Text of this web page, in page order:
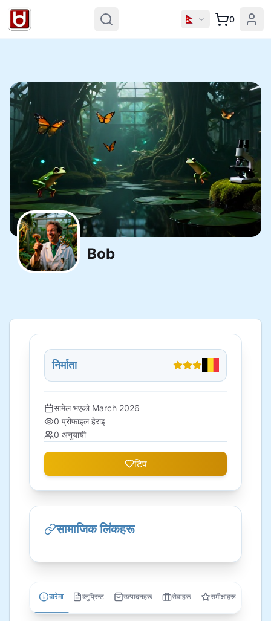
0
Bob
निर्माता
सामेल भएको March 2026
0 प्रोफाइल हेराइ
0 अनुयायी
टिप
सामाजिक लिंकहरू
बारेमा ब्लुप्रिन्ट उत्पादनहरू सेवाहरू समीक्षाहरू